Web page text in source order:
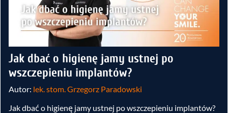
Jak dbać o higienę jamy ustnej po
wszczepieniu implantów?
Autor: lek. stom. Grzegorz Paradowski
Jak dbać o higienę jamy ustnej po wszczepieniu implantów?